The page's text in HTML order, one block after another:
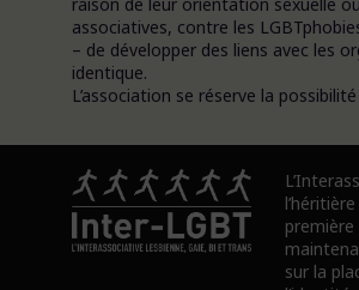
raison de leur orientation sexuelle
associatives, contre les
– de développer des liens avec les
identique.
L’association se réserve la
sur la